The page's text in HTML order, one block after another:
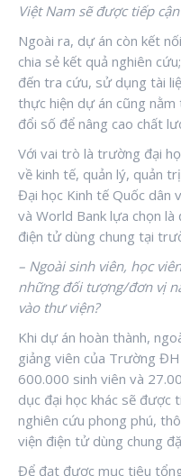
Việt Nam sẽ được tiếp
Ngoài ra, dự án còn kết
chia sẻ kết quả nghiên
đến tra cứu, sử dụng tài
thực hiện dự án cũng
đổi số để nâng cao chất
Với vai trò là trường đại
về kinh tế, quản lý, quản
Đại học Kinh tế Quốc dân
và World Bank lựa chọn
điện tử dùng chung tại
– Ngoài sinh viên, học
những đối tượng/đơn vị
vào thư viện?
Khi dự án hoàn thành,
giảng viên của Trường
600.000 sinh viên và
dục đại học khác sẽ được
nghiên cứu phong phú,
viện điện tử dùng chung
Để đạt được mục tiêu